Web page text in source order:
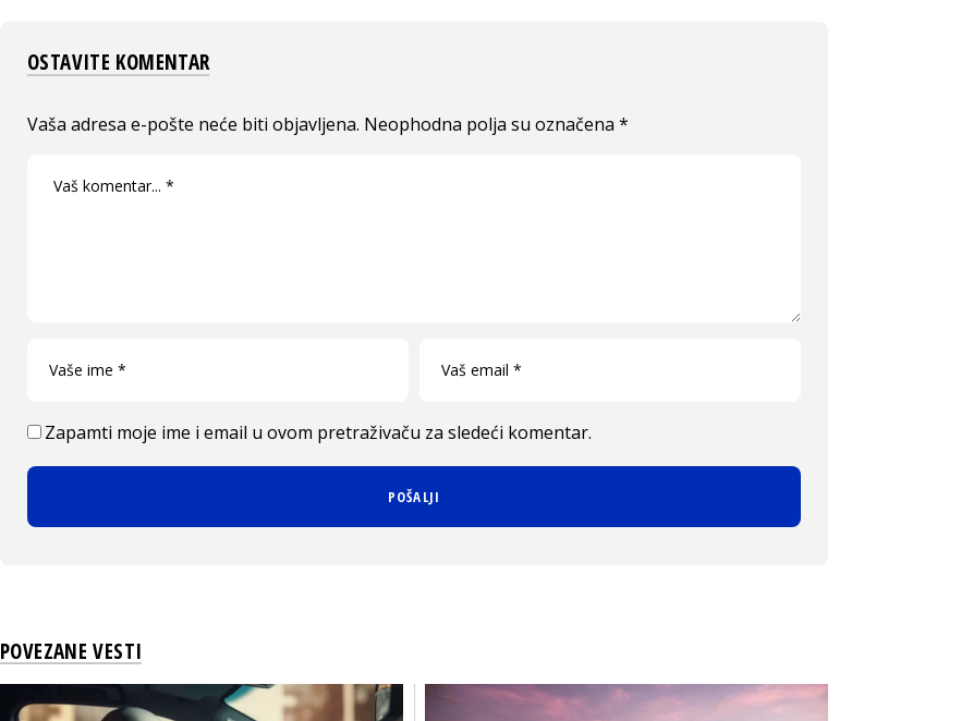
OSTAVITE KOMENTAR
Vaša adresa e-pošte neće biti objavljena. Neophodna polja su označena *
Zapamti moje ime i email u ovom pretraživaču za sledeći komentar.
POVEZANE VESTI